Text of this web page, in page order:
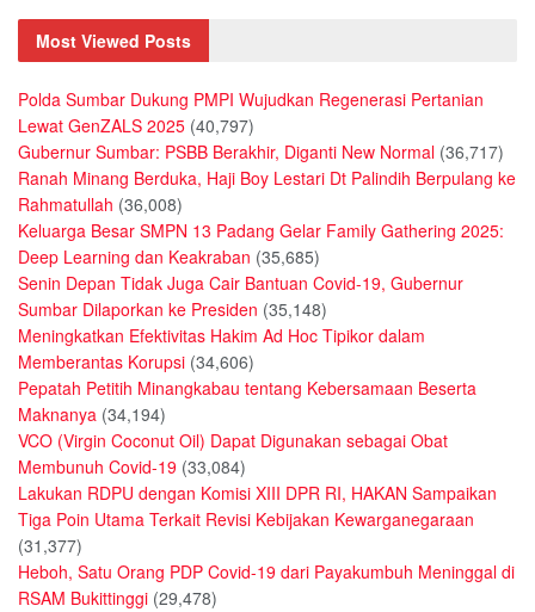
Most Viewed Posts
Polda Sumbar Dukung PMPI Wujudkan Regenerasi Pertanian
Lewat GenZALS 2025 (40,797)
Gubernur Sumbar: PSBB Berakhir, Diganti New Normal (36,717)
Ranah Minang Berduka, Haji Boy Lestari Dt Palindih Berpulang ke
Rahmatullah (36,008)
Keluarga Besar SMPN 13 Padang Gelar Family Gathering 2025:
Deep Learning dan Keakraban (35,685)
Senin Depan Tidak Juga Cair Bantuan Covid-19, Gubernur
Sumbar Dilaporkan ke Presiden (35,148)
Meningkatkan Efektivitas Hakim Ad Hoc Tipikor dalam
Memberantas Korupsi (34,606)
Pepatah Petitih Minangkabau tentang Kebersamaan Beserta
Maknanya (34,194)
VCO (Virgin Coconut Oil) Dapat Digunakan sebagai Obat
Membunuh Covid-19 (33,084)
Lakukan RDPU dengan Komisi XIII DPR RI, HAKAN Sampaikan
Tiga Poin Utama Terkait Revisi Kebijakan Kewarganegaraan
(31,377)
Heboh, Satu Orang PDP Covid-19 dari Payakumbuh Meninggal di
RSAM Bukittinggi (29,478)